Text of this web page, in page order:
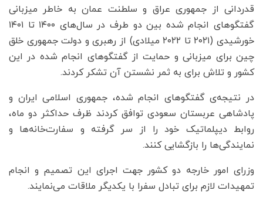
قدردانی از جمهوری عراق و سلطنت عمان به خاطر میزبانی
گفتگوهای انجام شده بین دو طرف در سال‌های ۱۴۰۰ تا ۱۴۰۱
خورشیدی (۲۰۲۱ تا ۲۰۲۲ میلادی) از رهبری و دولت جمهوری خلق
چین برای میزبانی و حمایت از گفتگوهای انجام شده در این
کشور و تلاش برای به ثمر نشستن آن تشکر کردند.
در نتیجه‌ی گفتگوهای انجام شده، جمهوری اسلامی ایران و
پادشاهی عربستان سعودی توافق کردند ظرف حداکثر دو ماه،
روابط دیپلماتیک خود را از سر گرفته و سفارت‌خانه‌ها و
نمایندگی‌ها را بازگشایی کنند.
وزرای امور خارجه دو کشور جهت اجرای این تصمیم و انجام
تمهیدات لازم برای تبادل سفرا با یکدیگر ملاقات می‌نمایند.